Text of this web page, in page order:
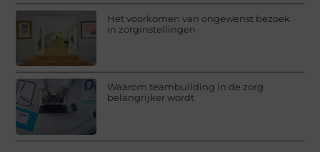
Het voorkomen van ongewenst bezoek
in zorginstellingen
Waarom teambuilding in de zorg
belangrijker wordt